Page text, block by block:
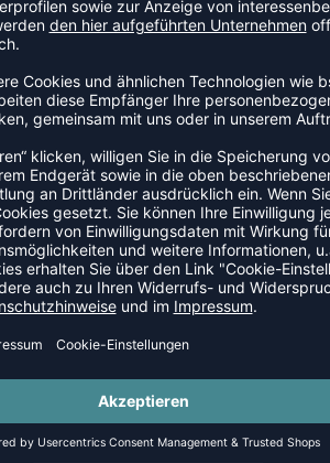
2025/26!
– bei jedem Zweikampf, jedem Tor,
Look dafür.
-55%